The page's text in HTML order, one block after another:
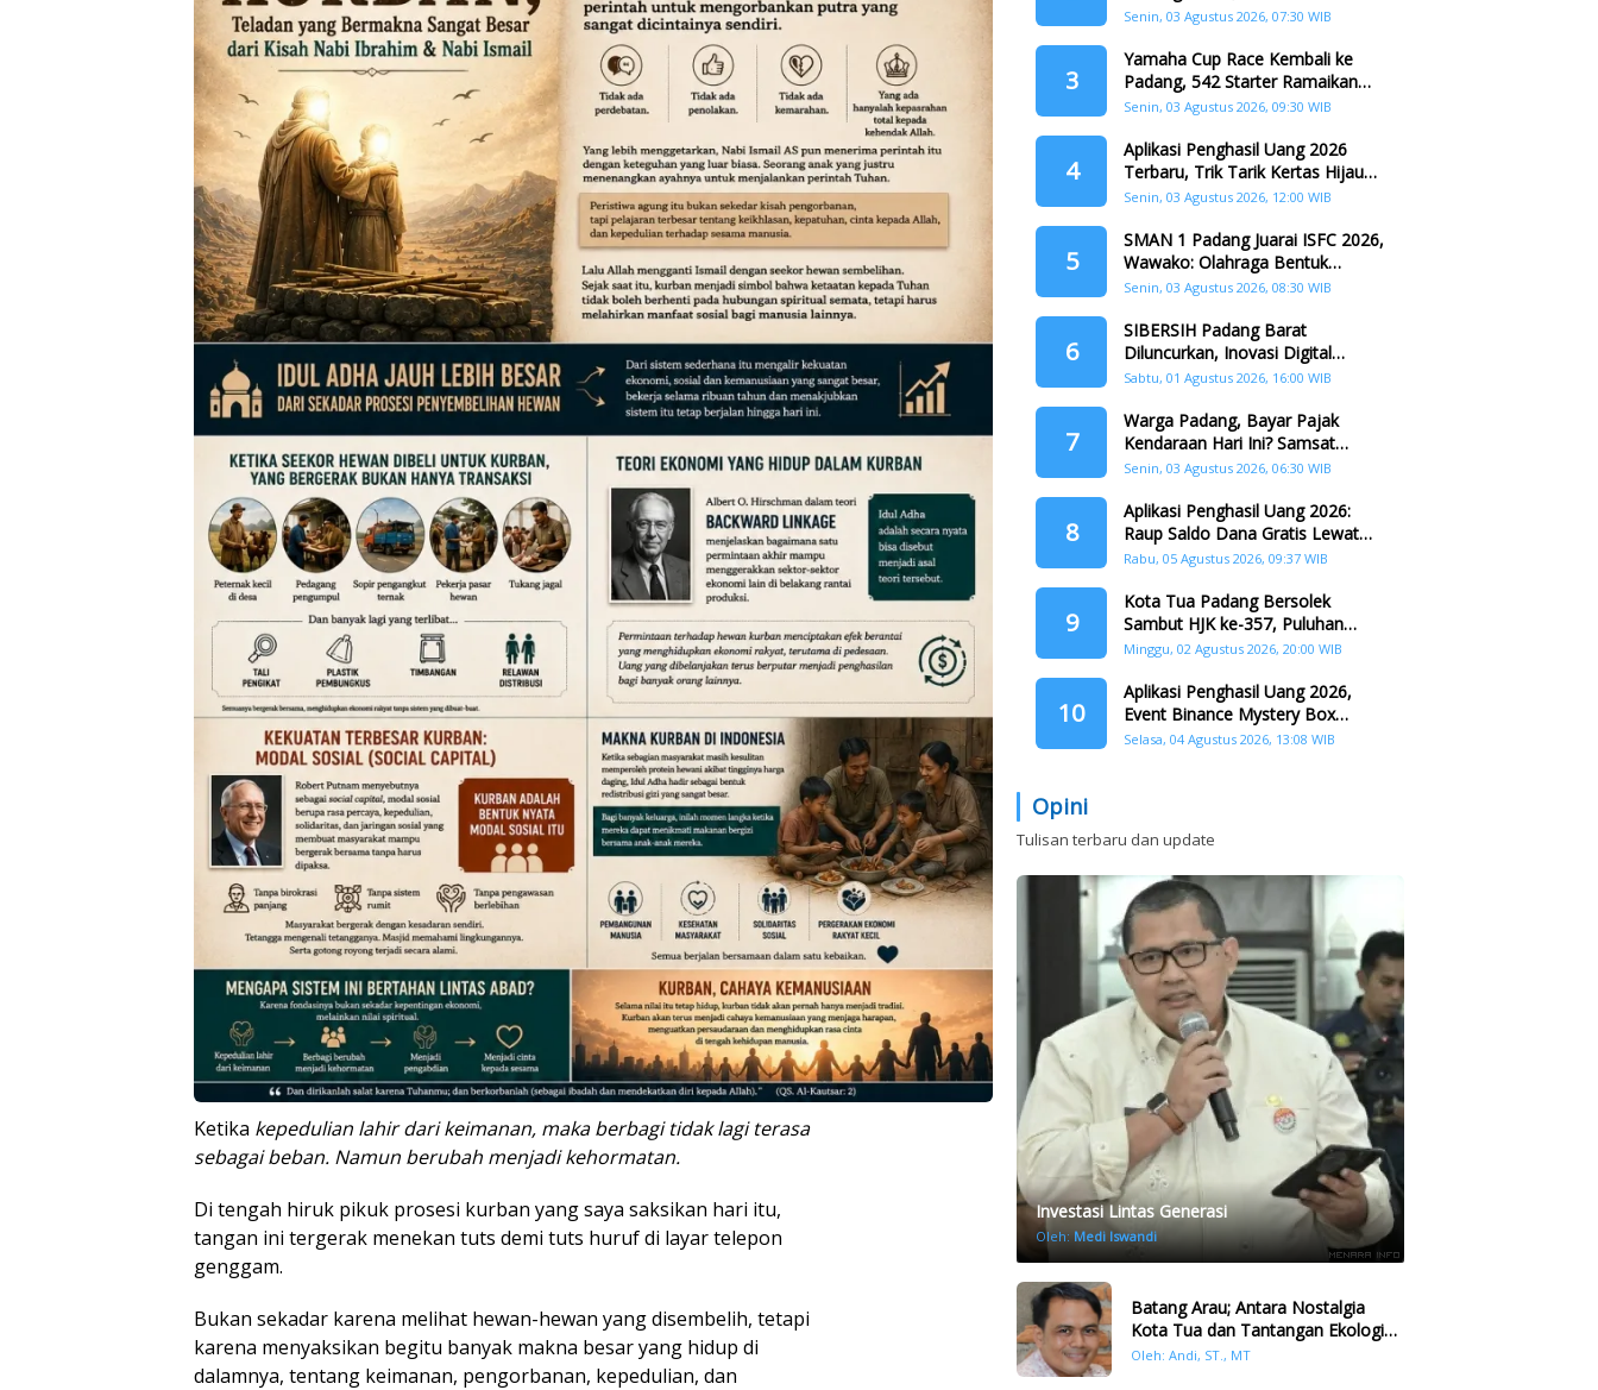
Ketika kepedulian lahir dari keimanan, maka berbagi tidak lagi terasa
sebagai beban. Namun berubah menjadi kehormatan.
Di tengah hiruk pikuk prosesi kurban yang saya saksikan hari itu,
tangan ini tergerak menekan tuts demi tuts huruf di layar telepon
genggam.
Bukan sekadar karena melihat hewan-hewan yang disembelih, tetapi
karena menyaksikan begitu banyak makna besar yang hidup di
dalamnya, tentang keimanan, pengorbanan, kepedulian, dan
Padang
Senin, 03 Agustus 2026, 07:30 WIB
3
Yamaha Cup Race Kembali ke
Padang, 542 Starter Ramaikan
Seri II HJK ke-357
Senin, 03 Agustus 2026, 09:30 WIB
4
Aplikasi Penghasil Uang 2026
Terbaru, Trik Tarik Kertas Hijau
Crazy Food Tanpa Penggandaan
Senin, 03 Agustus 2026, 12:00 WIB
5
SMAN 1 Padang Juarai ISFC 2026,
Wawako: Olahraga Bentuk
Karakter Generasi Muda
Senin, 03 Agustus 2026, 08:30 WIB
6
SIBERSIH Padang Barat
Diluncurkan, Inovasi Digital
Perkuat Kolaborasi Warga dan
Sabtu, 01 Agustus 2026, 16:00 WIB
7
Warga Padang, Bayar Pajak
Kendaraan Hari Ini? Samsat
Keliling Hadir di Padang Barat dan
Senin, 03 Agustus 2026, 06:30 WIB
8
Aplikasi Penghasil Uang 2026:
Raup Saldo Dana Gratis Lewat
Nonton Drama, Ini Caranya!
Rabu, 05 Agustus 2026, 09:37 WIB
9
Kota Tua Padang Bersolek
Sambut HJK ke-357, Puluhan
Agenda Nasional dan
Minggu, 02 Agustus 2026, 20:00 WIB
10
Aplikasi Penghasil Uang 2026,
Event Binance Mystery Box
Dapat Saldo Dana
Selasa, 04 Agustus 2026, 13:08 WIB
Opini
Tulisan terbaru dan update
Investasi Lintas Generasi
Oleh: Medi Iswandi
Batang Arau; Antara Nostalgia
Kota Tua dan Tantangan Ekologi
Kawasan
Oleh: Andi, ST., MT